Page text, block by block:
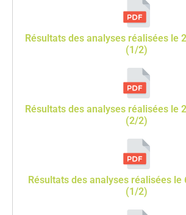
Résultats des analyses réalisées le
(1/2)
Résultats des analyses réalisées le
(2/2)
Résultats des analyses réalisées
(1/2)